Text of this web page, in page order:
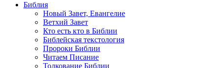
Библия
Новый Завет, Евангелие
Ветхий Завет
Кто есть кто в Библии
Библейская текстология
Пророки Библии
Читаем Писание
Толкование Библии